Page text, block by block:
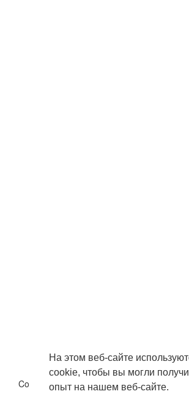
На этом веб-сайте
cookie, чтобы вы могли
опыт на нашем веб-сайте.
Copyright © 2026 . Все права защищены.